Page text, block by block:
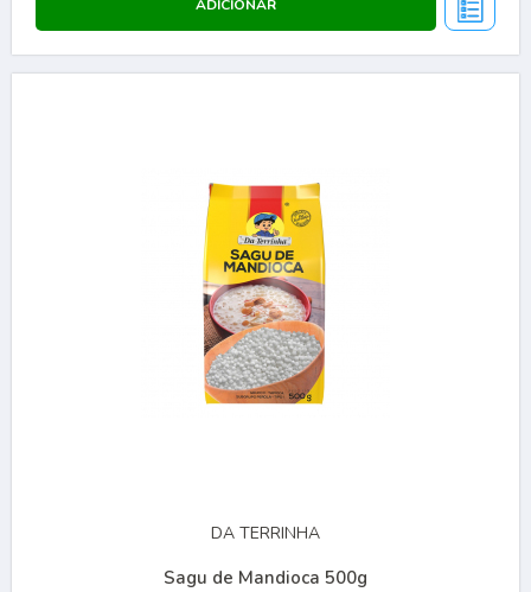
DA TERRINHA
Sagu de Mandioca 500g